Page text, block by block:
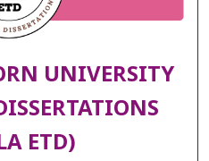
UNIVERSITY
ETD)